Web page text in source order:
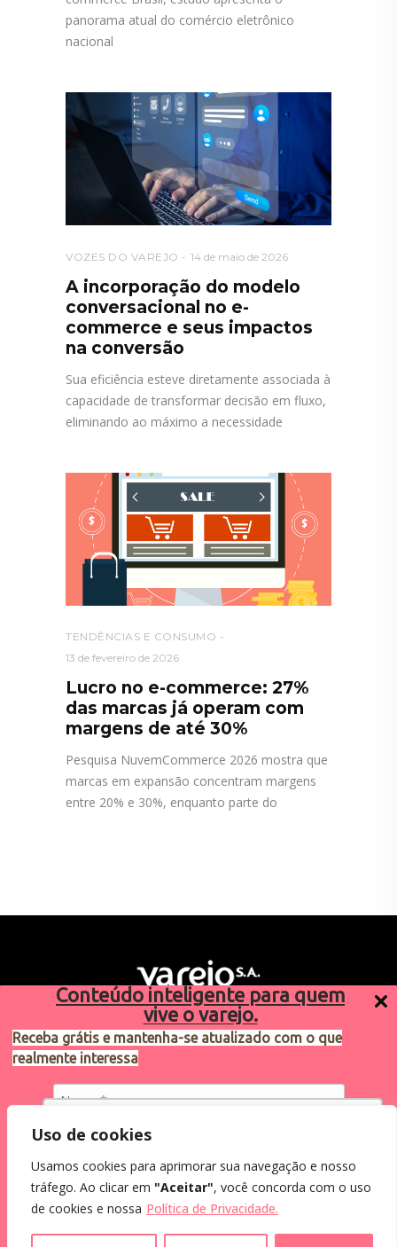
Conteúdo inteligente para quem
vive o varejo.
Receba grátis e mantenha-se atualizado com o que
realmente interessa
Eu concordo em receber comunicações.
Ao informar meus dados, eu concordo com a
Utilizamos cookies para oferecer melhor
como você interage em nosso site e
personalizar conteúdo.
Uso de cookies
Usamos cookies para aprimorar sua navegação e nosso
tráfego. Ao clicar em "Aceitar", você concorda com o uso
de cookies e nossa Política de Privacidade.
panorama atual do comércio eletrônico
nacional
VOZES DO VAREJO 14 de maio de 2026
A incorporação do modelo
conversacional no e-
commerce e seus impactos
na conversão
Sua eficiência esteve diretamente associada à
capacidade de transformar decisão em fluxo,
eliminando ao máximo a necessidade
TENDÊNCIAS E CONSUMO
13 de fevereiro de 2026
Lucro no e-commerce: 27%
das marcas já operam com
margens de até 30%
Pesquisa NuvemCommerce 2026 mostra que
marcas em expansão concentram margens
entre 20% e 30%, enquanto parte do
Sugestões de pauta
varejosa@cndl.org.br
2024®. Todos os direitos reservados.